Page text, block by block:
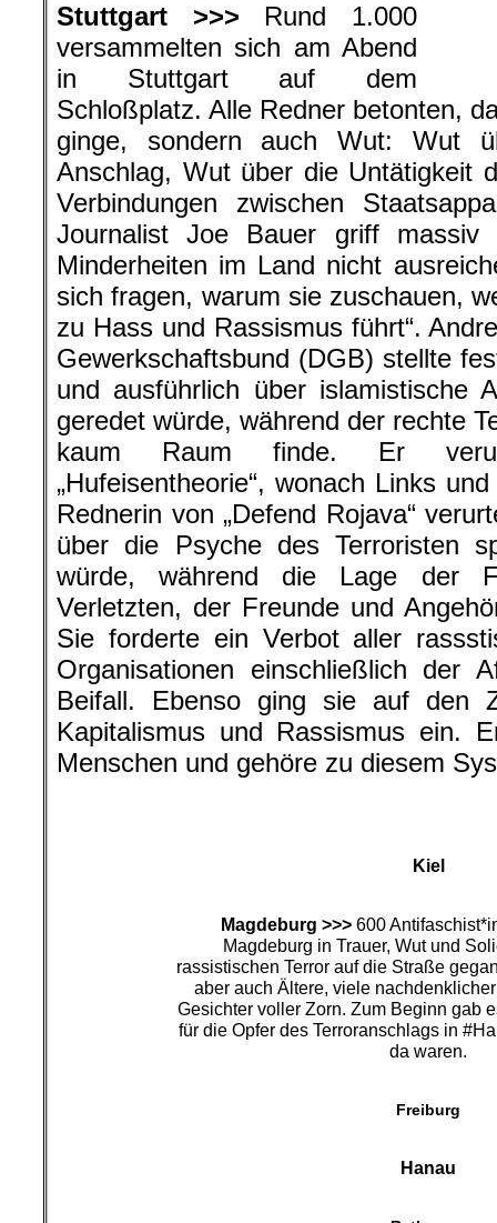
Stuttgart >>> Rund 1.000
versammelten sich am Abend
in Stuttgart auf dem
Schloßplatz. Alle Redner betonten,
ginge, sondern auch Wut: Wut
Anschlag, Wut über die Untätigkeit
Verbindungen zwischen
Journalist Joe Bauer griff
Minderheiten im Land nicht
sich fragen, warum sie zuschauen,
zu Hass und Rassismus führt“.
Gewerkschaftsbund (DGB) stellte
und ausführlich über islamistische
geredet würde, während der rechte
kaum Raum finde. Er
„Hufeisentheorie“, wonach Links
Rednerin von „Defend Rojava“
über die Psyche des Terroristen
würde, während die Lage der
Verletzten, der Freunde und
Sie forderte ein Verbot aller
Organisationen einschließlich der
Beifall. Ebenso ging sie auf den
Kapitalismus und Rassismus ein.
Menschen und gehöre zu diesem
Kiel
Magdeburg >>>600
Magdeburg in Trauer, Wut und
rassistischen Terror auf die Straße
aber auch Ältere, viele
Gesichter voller Zorn. Zum Beginn gab
für die Opfer des Terroranschlags in
da waren.
Freiburg
Hanau